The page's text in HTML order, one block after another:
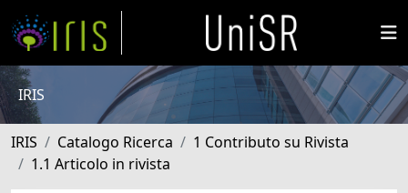
IRIS
IRIS Catalogo Ricerca
1 Contributo su Rivista
1.1 Articolo in rivista